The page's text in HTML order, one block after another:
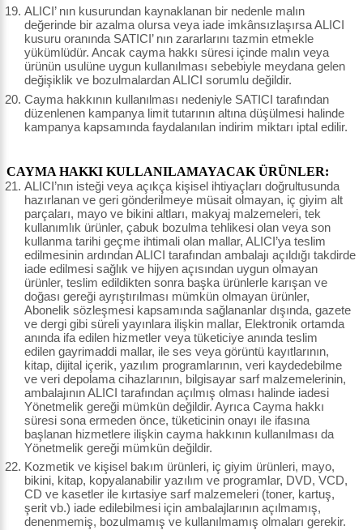
ALICI’ nın kusurundan kaynaklanan bir nedenle malın
değerinde bir azalma olursa veya iade imkânsızlaşırsa ALICI
kusuru oranında SATICI’ nın zararlarını tazmin etmekle
yükümlüdür. Ancak cayma hakkı süresi içinde malın veya
ürünün usulüne uygun kullanılması sebebiyle meydana gelen
değişiklik ve bozulmalardan ALICI sorumlu değildir.
Cayma hakkının kullanılması nedeniyle SATICI tarafından
düzenlenen kampanya limit tutarının altına düşülmesi halinde
kampanya kapsamında faydalanılan indirim miktarı iptal edilir.
CAYMA HAKKI KULLANILAMAYACAK ÜRÜNLER:
ALICI’nın isteği veya açıkça kişisel ihtiyaçları doğrultusunda
hazırlanan ve geri gönderilmeye müsait olmayan, iç giyim alt
parçaları, mayo ve bikini altları, makyaj malzemeleri, tek
kullanımlık ürünler, çabuk bozulma tehlikesi olan veya son
kullanma tarihi geçme ihtimali olan mallar, ALICI’ya teslim
edilmesinin ardından ALICI tarafından ambalajı açıldığı takdirde
iade edilmesi sağlık ve hijyen açısından uygun olmayan
ürünler, teslim edildikten sonra başka ürünlerle karışan ve
doğası gereği ayrıştırılması mümkün olmayan ürünler,
Abonelik sözleşmesi kapsamında sağlananlar dışında, gazete
ve dergi gibi süreli yayınlara ilişkin mallar, Elektronik ortamda
anında ifa edilen hizmetler veya tüketiciye anında teslim
edilen gayrimaddi mallar, ile ses veya görüntü kayıtlarının,
kitap, dijital içerik, yazılım programlarının, veri kaydedebilme
ve veri depolama cihazlarının, bilgisayar sarf malzemelerinin,
ambalajının ALICI tarafından açılmış olması halinde iadesi
Yönetmelik gereği mümkün değildir. Ayrıca Cayma hakkı
süresi sona ermeden önce, tüketicinin onayı ile ifasına
başlanan hizmetlere ilişkin cayma hakkının kullanılması da
Yönetmelik gereği mümkün değildir.
Kozmetik ve kişisel bakım ürünleri, iç giyim ürünleri, mayo,
bikini, kitap, kopyalanabilir yazılım ve programlar, DVD, VCD,
CD ve kasetler ile kırtasiye sarf malzemeleri (toner, kartuş,
şerit vb.) iade edilebilmesi için ambalajlarının açılmamış,
denenmemiş, bozulmamış ve kullanılmamış olmaları gerekir.